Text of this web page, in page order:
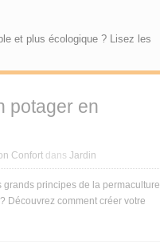
et plus écologique ? Lisez les
potager en
Confort dans Jardin
principes de la permaculture
Découvrez comment créer votre